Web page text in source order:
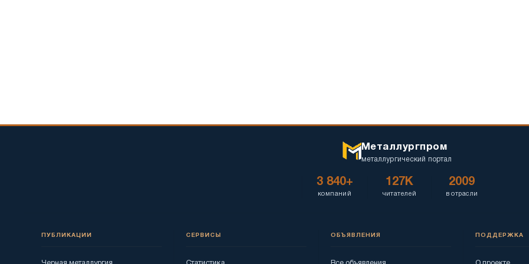
Металлургпром
металлургический портал
3 840+
компаний
127K
читателей
2009
в отрасли
ПУБЛИКАЦИИ СЕРВИСЫ ОБЪЯВЛЕНИЯ ПОДДЕРЖКА